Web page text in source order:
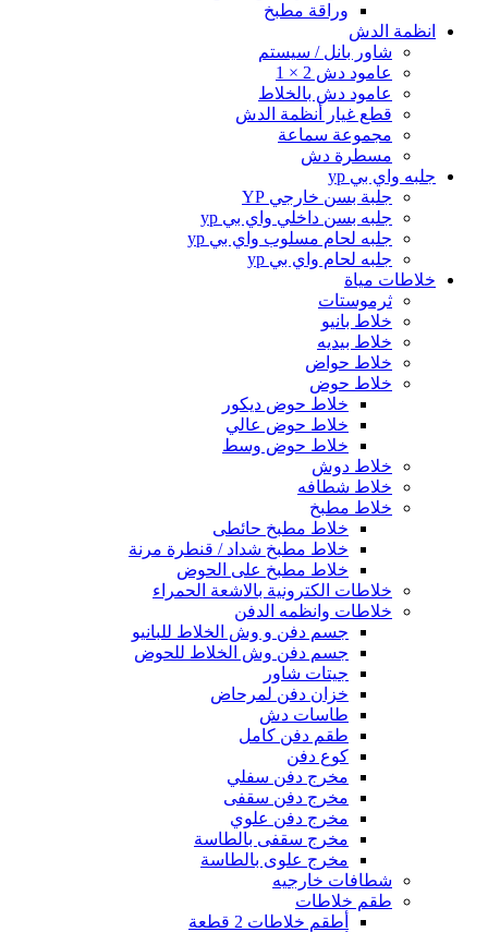
وراقة مطبخ
انظمة الدش
شاور بانل / سيستم
عامود دش 2 × 1
عامود دش بالخلاط
قطع غيار أنظمة الدش
مجموعة سماعة
مسطرة دش
جلبه واي بي yp
جلبة بسن خارجي YP
جلبه بسن داخلي واي بي yp
جلبه لحام مسلوب واي بي yp
جلبه لحام واي بي yp
خلاطات مياة
ثرموستات
خلاط بانيو
خلاط بيديه
خلاط حواض
خلاط حوض
خلاط حوض ديكور
خلاط حوض عالي
خلاط حوض وسط
خلاط دوش
خلاط شطافه
خلاط مطبخ
خلاط مطبخ حائطى
خلاط مطبخ شداد / قنطرة مرنة
خلاط مطبخ على الحوض
خلاطات الكترونية بالاشعة الحمراء
خلاطات وانظمه الدفن
جسم دفن و وش الخلاط للبانيو
جسم دفن وش الخلاط للحوض
جيتات شاور
خزان دفن لمرحاض
طاسات دش
طقم دفن كامل
كوع دفن
مخرج دفن سفلي
مخرج دفن سقفى
مخرج دفن علوي
مخرج سقفى بالطاسة
مخرج علوى بالطاسة
شطافات خارجيه
طقم خلاطات
أطقم خلاطات 2 قطعة